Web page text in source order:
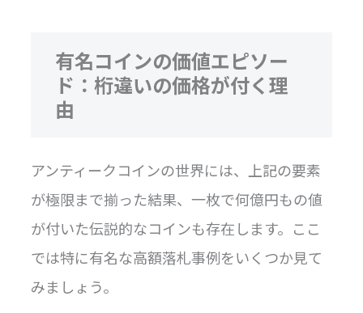
有名コインの価値エピソー
ド：桁違いの価格が付く理
由
アンティークコインの世界には、上記の要素
が極限まで揃った結果、一枚で何億円もの値
が付いた伝説的なコインも存在します。ここ
では特に有名な高額落札事例をいくつか見て
みましょう。